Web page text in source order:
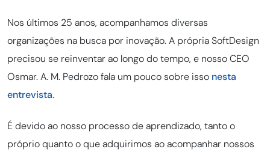
Nos últimos 25 anos, acompanhamos diversas
organizações na busca por inovação. A própria SoftDesign
precisou se reinventar ao longo do tempo, e nosso CEO
Osmar. A. M. Pedrozo fala um pouco sobre isso nesta
entrevista.
É devido ao nosso processo de aprendizado, tanto o
próprio quanto o que adquirimos ao acompanhar nossos